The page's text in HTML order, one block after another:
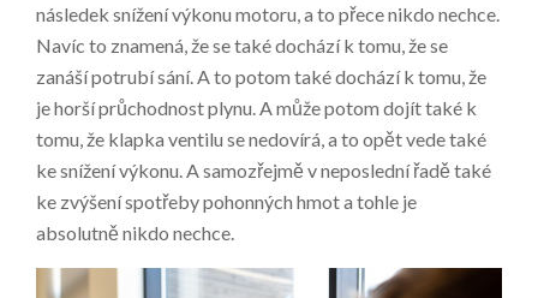
následek snížení výkonu motoru, a to přece nikdo nechce.
Navíc to znamená, že se také dochází k tomu, že se
zanáší potrubí sání. A to potom také dochází k tomu, že
je horší průchodnost plynu. A může potom dojít také k
tomu, že klapka ventilu se nedovírá, a to opět vede také
ke snížení výkonu. A samozřejmě v neposlední řadě také
ke zvýšení spotřeby pohonných hmot a tohle je
absolutně nikdo nechce.